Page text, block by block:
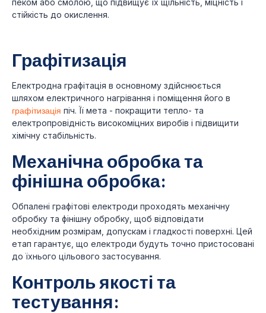
стійкість до окислення.
Графітизація
Електродна графітація в основному здійснюється
шляхом електричного нагрівання і поміщення його в
графітизація піч. Її мета - покращити тепло- та
електропровідність високоміцних виробів і підвищити
хімічну стабільність.
Механічна обробка та
фінішна обробка:
Обпалені графітові електроди проходять механічну
обробку та фінішну обробку, щоб відповідати
необхідним розмірам, допускам і гладкості поверхні. Цей
етап гарантує, що електроди будуть точно пристосовані
до їхнього цільового застосування.
Контроль якості та
тестування: